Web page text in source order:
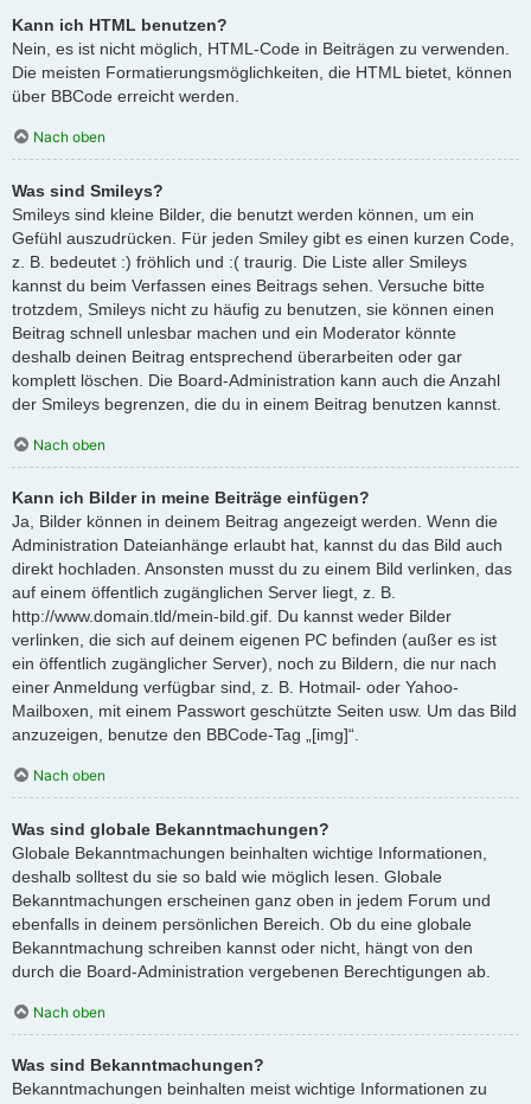
Kann ich HTML benutzen?
Nein, es ist nicht möglich, HTML-Code in Beiträgen zu verwenden.
Die meisten Formatierungsmöglichkeiten, die HTML bietet, können
über BBCode erreicht werden.
Nach oben
Was sind Smileys?
Smileys sind kleine Bilder, die benutzt werden können, um ein
Gefühl auszudrücken. Für jeden Smiley gibt es einen kurzen Code,
z. B. bedeutet :) fröhlich und :( traurig. Die Liste aller Smileys
kannst du beim Verfassen eines Beitrags sehen. Versuche bitte
trotzdem, Smileys nicht zu häufig zu benutzen, sie können einen
Beitrag schnell unlesbar machen und ein Moderator könnte
deshalb deinen Beitrag entsprechend überarbeiten oder gar
komplett löschen. Die Board-Administration kann auch die Anzahl
der Smileys begrenzen, die du in einem Beitrag benutzen kannst.
Nach oben
Kann ich Bilder in meine Beiträge einfügen?
Ja, Bilder können in deinem Beitrag angezeigt werden. Wenn die
Administration Dateianhänge erlaubt hat, kannst du das Bild auch
direkt hochladen. Ansonsten musst du zu einem Bild verlinken, das
auf einem öffentlich zugänglichen Server liegt, z. B.
http://www.domain.tld/mein-bild.gif. Du kannst weder Bilder
verlinken, die sich auf deinem eigenen PC befinden (außer es ist
ein öffentlich zugänglicher Server), noch zu Bildern, die nur nach
einer Anmeldung verfügbar sind, z. B. Hotmail- oder Yahoo-
Mailboxen, mit einem Passwort geschützte Seiten usw. Um das Bild
anzuzeigen, benutze den BBCode-Tag „[img]“.
Nach oben
Was sind globale Bekanntmachungen?
Globale Bekanntmachungen beinhalten wichtige Informationen,
deshalb solltest du sie so bald wie möglich lesen. Globale
Bekanntmachungen erscheinen ganz oben in jedem Forum und
ebenfalls in deinem persönlichen Bereich. Ob du eine globale
Bekanntmachung schreiben kannst oder nicht, hängt von den
durch die Board-Administration vergebenen Berechtigungen ab.
Nach oben
Was sind Bekanntmachungen?
Bekanntmachungen beinhalten meist wichtige Informationen zu